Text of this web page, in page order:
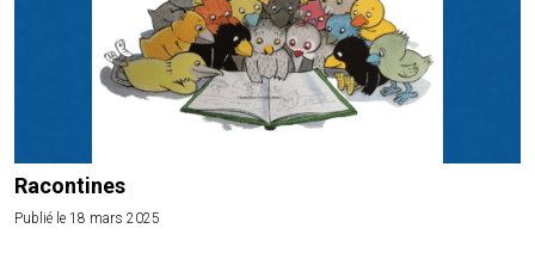
Racontines
Publié le 18 mars 2025